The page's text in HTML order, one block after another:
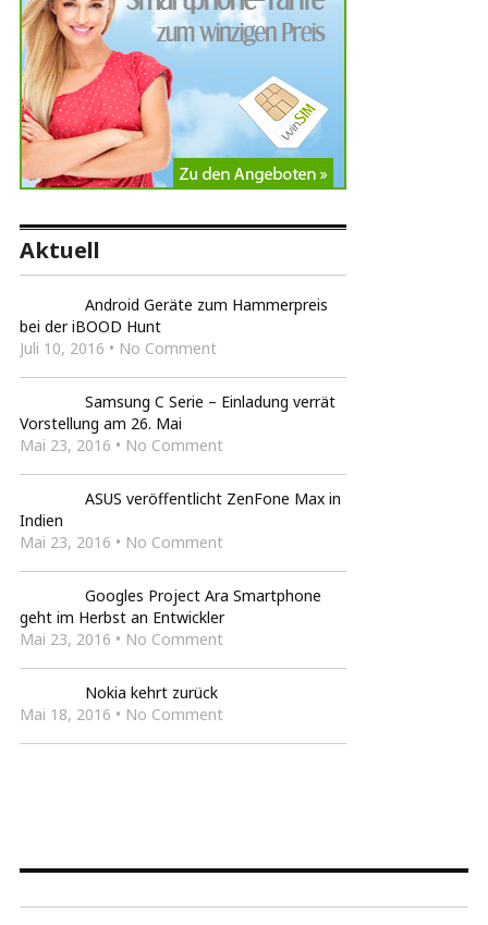
Aktuell
Android Geräte zum Hammerpreis
bei der iBOOD Hunt
Juli 10, 2016 • No Comment
Samsung C Serie – Einladung verrät
Vorstellung am 26. Mai
Mai 23, 2016 • No Comment
ASUS veröffentlicht ZenFone Max in
Indien
Mai 23, 2016 • No Comment
Googles Project Ara Smartphone
geht im Herbst an Entwickler
Mai 23, 2016 • No Comment
Nokia kehrt zurück
Mai 18, 2016 • No Comment